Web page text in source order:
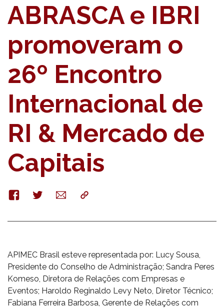
ABRASCA e IBRI
promoveram o
26º Encontro
Internacional de
RI & Mercado de
Capitais
FacebookTwitterE-
mail
Copy
APIMEC Brasil esteve representada por: Lucy Sousa,
Presidente do Conselho de Administração; Sandra Peres
Komeso, Diretora de Relações com Empresas e
Eventos; Haroldo Reginaldo Levy Neto, Diretor Técnico;
Fabiana Ferreira Barbosa, Gerente de Relações com